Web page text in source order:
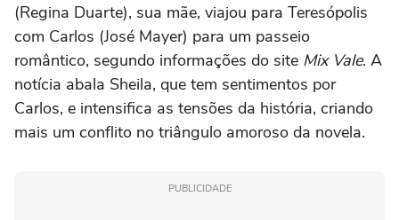
(Regina Duarte), sua mãe, viajou para Teresópolis
com Carlos (José Mayer) para um passeio
romântico, segundo informações do site Mix Vale. A
notícia abala Sheila, que tem sentimentos por
Carlos, e intensifica as tensões da história, criando
mais um conflito no triângulo amoroso da novela.
PUBLICIDADE